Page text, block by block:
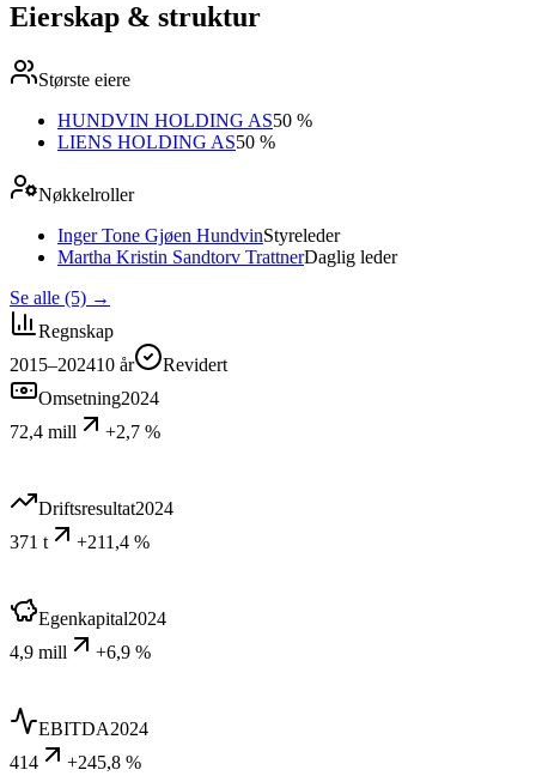
Eierskap & struktur
Største eiere
HUNDVIN HOLDING AS50 %
LIENS HOLDING AS50 %
Nøkkelroller
Inger Tone Gjøen HundvinStyreleder
Martha Kristin Sandtorv TrattnerDaglig leder
Se alle (5) →
Regnskap
2015–202410 år
Revidert
Omsetning2024
72,4 mill
+2,7 %
Driftsresultat2024
371 t
+211,4 %
Egenkapital2024
4,9 mill
+6,9 %
EBITDA2024
414
+245,8 %